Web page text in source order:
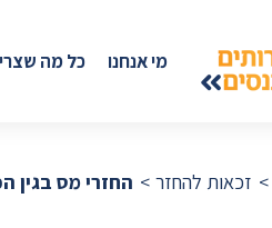
מי אנחנו כל מה
זכאות להחזר החזרי מס בגין